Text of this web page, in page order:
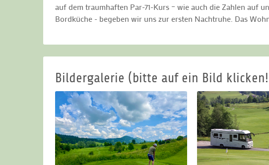
auf dem traumhaften Par-71-Kurs – wie auch die Zahlen auf
Bordküche - begeben wir uns zur ersten Nachtruhe. Das
Bildergalerie (bitte auf ein Bild